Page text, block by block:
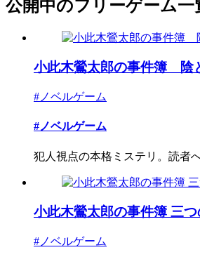
公開中のフリーゲーム一
小此木鶯太郎の事件簿 陰
#ノベルゲーム
#ノベルゲーム
犯人視点の本格ミステリ。読者
小此木鶯太郎の事件簿 三
#ノベルゲーム